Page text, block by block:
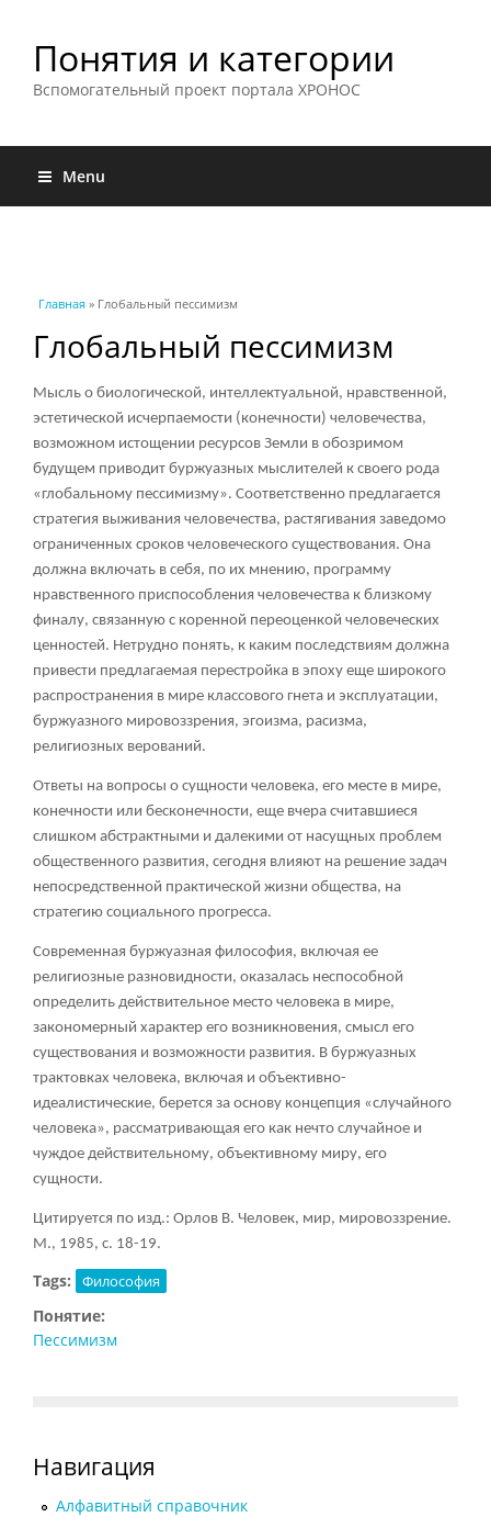
Понятия и категории
Вспомогательный проект портала ХРОНОС
Menu
Вы здесь
Главная » Глобальный пессимизм
Глобальный пессимизм
Мысль о биологической, интеллектуальной, нравственной,
эстетической исчерпаемости (конечности) человечества,
возможном истощении ресурсов Земли в обозримом
будущем приводит буржуазных мыслителей к своего рода
«глобальному пессимизму». Соответственно предлагается
стратегия выживания человечества, растягивания заведомо
ограниченных сроков человеческого существования. Она
должна включать в себя, по их мнению, программу
нравственного приспособления человечества к близкому
финалу, связанную с коренной переоценкой человеческих
ценностей. Нетрудно понять, к каким последствиям должна
привести предлагаемая перестройка в эпоху еще широкого
распространения в мире классового гнета и эксплуатации,
буржуазного мировоззрения, эгоизма, расизма,
религиозных верований.
Ответы на вопросы о сущности человека, его месте в мире,
конечности или бесконечности, еще вчера считавшиеся
слишком абстрактными и далекими от насущных проблем
общественного развития, сегодня влияют на решение задач
непосредственной практической жизни общества, на
стратегию социального прогресса.
Современная буржуазная философия, включая ее
религиозные разновидности, оказалась неспособной
определить действительное место человека в мире,
закономерный характер его возникновения, смысл его
существования и возможности развития. В буржуазных
трактовках человека, включая и объективно-
идеалистические, берется за основу концепция «случайного
человека», рассматривающая его как нечто случайное и
чуждое действительному, объективному миру, его
сущности.
Цитируется по изд.: Орлов В. Человек, мир, мировоззрение.
М., 1985, с. 18-19.
Tags: Философия
Понятие:
Пессимизм
Навигация
Алфавитный справочник